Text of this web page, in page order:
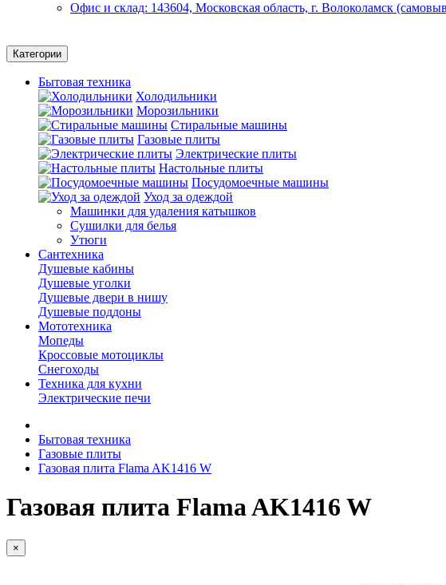
Офис и склад: 143604, Московская область, г. Волоколамск
Категории
Бытовая техника
Холодильники
Морозильники
Стиральные машины
Газовые плиты
Электрические плиты
Настольные плиты
Посудомоечные машины
Уход за одеждой
Машинки для удаления катышков
Сушилки для белья
Утюги
Сантехника
Душевые кабины
Душевые уголки
Душевые двери в нишу
Душевые поддоны
Мототехника
Мопеды
Кроссовые мотоциклы
Снегоходы
Техника для кухни
Электрические печи
Бытовая техника
Газовые плиты
Газовая плита Flama AK1416 W
Газовая плита Flama AK1416 W
×